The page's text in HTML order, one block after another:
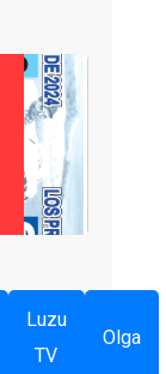
Luzu
TV
Olga